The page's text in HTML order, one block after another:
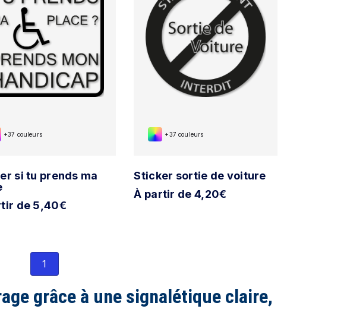
+37 couleurs
si tu prends ma
de 5,40€
+37 couleurs
Sticker sortie de voiture
À partir de 4,20€
1
grâce à une signalétique claire,